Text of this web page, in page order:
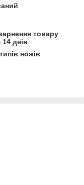
товару
днів
ножів